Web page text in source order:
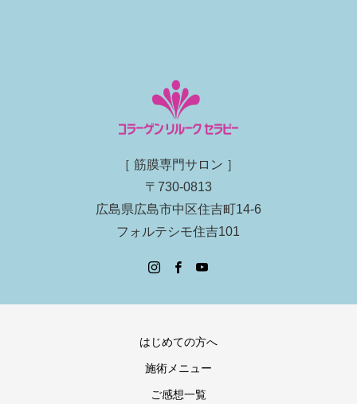
［ 筋膜専門サロン ］
〒730-0813
広島県広島市中区住吉町14-6
フォルテシモ住吉101
はじめての方へ
施術メニュー
ご感想一覧